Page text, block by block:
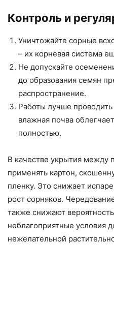
Контроль и
Уничтожайте сорные
– их корневая система
Не допускайте
до образования семян
распространение.
Работы лучше
влажная почва
полностью.
В качестве укрытия между
применять картон,
пленку. Это снижает
рост сорняков.
также снижают
неблагоприятные условия
нежелательной